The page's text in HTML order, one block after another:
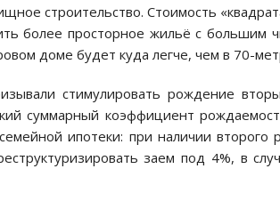
строительство. Стоимость
более просторное жильё с большим
доме будет куда легче, чем в 70-
стимулировать рождение
суммарный коэффициент
ипотеки: при наличии
заем под 4%, в